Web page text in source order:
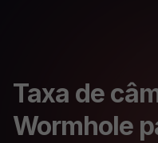
Taxa de
Wormhole